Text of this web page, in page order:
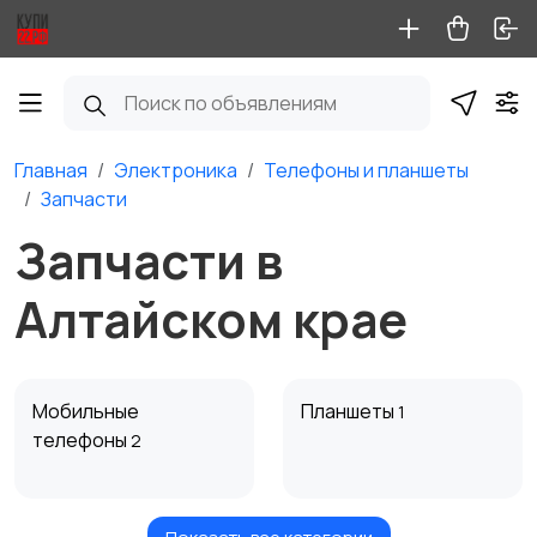
Главная Электроника
Телефоны и планшеты
Запчасти
Запчасти в
Алтайском крае
Мобильные
телефоны 2
Планшеты 1